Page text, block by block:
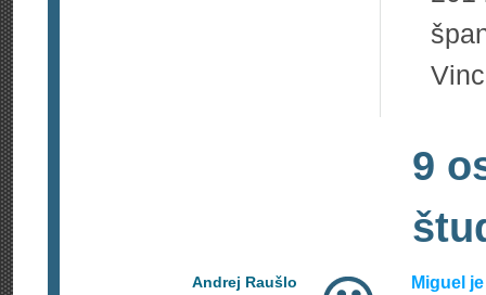
9
Andrej Raušlo Miguel